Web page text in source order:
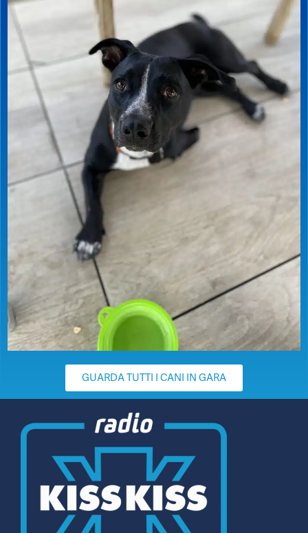
GUARDA TUTTI I CANI IN GARA